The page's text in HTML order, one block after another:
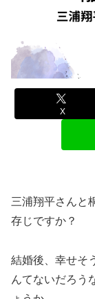
X
三浦翔平さんと
存じですか？
結婚後、幸せそ
んてないだろう